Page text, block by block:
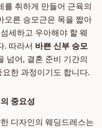
를 취하게 만들어 근육의
오른 승모근은 목을 짧아
세하고 우아해야 할 웨
. 따라서 바쁜 신부 승모
넘어, 결혼 준비 기간의
한 과정이기도 합니다.
중요성
디자인의 웨딩드레스는